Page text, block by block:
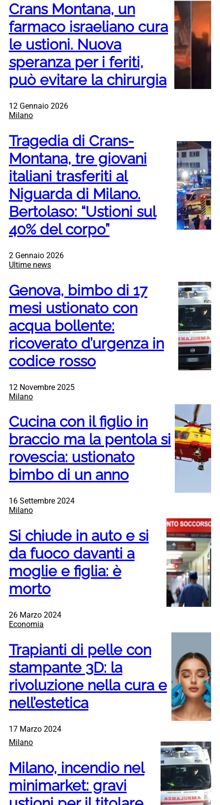
Crans Montana, un
farmaco israeliano cura
le ustioni. Nuova
speranza per i feriti,
può evitare la chirurgia
12 Gennaio 2026
Milano
Tragedia di Crans-
Montana, tre giovani
italiani trasferiti al
Niguarda di Milano.
Bertolaso: “Ustioni sul
40% del corpo”
2 Gennaio 2026
Ultime news
Genova, bimbo di 17
mesi ustionato con
acqua bollente:
ricoverato d’urgenza in
codice rosso
12 Novembre 2025
Milano
Cucina con il figlio in
braccio ma la pentola si
rovescia: ustionato
bimbo di un anno
16 Settembre 2024
Milano
Si chiude in auto e si
da fuoco davanti a
moglie e figlia: è
morto
26 Marzo 2024
Economia
Trapianti di pelle con
stampante 3D: la
rivoluzione nella cura e
nell’estetica
17 Marzo 2024
Milano
Milano, incendio nel
minimarket: gravi